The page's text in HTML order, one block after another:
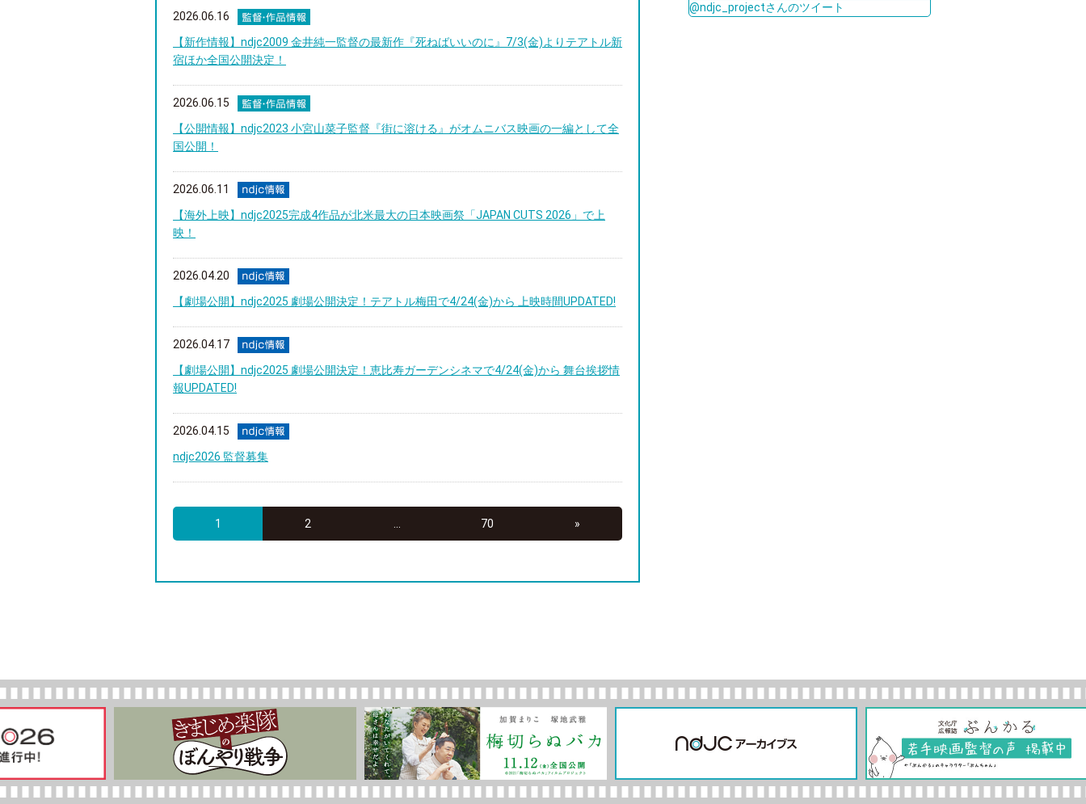
2026.06.16
【新作情報】ndjc2009 金井純一監督の最新作『死ねばいいのに』7/3(金)よりテアトル新
宿ほか全国公開決定！
2026.06.15
【公開情報】ndjc2023 小宮山菜子監督『街に溶ける』がオムニバス映画の一編として全
国公開！
2026.06.11
【海外上映】ndjc2025完成4作品が北米最大の日本映画祭「JAPAN CUTS 2026」で上
映！
2026.04.20
【劇場公開】ndjc2025 劇場公開決定！テアトル梅田で4/24(金)から 上映時間UPDATED!
2026.04.17
【劇場公開】ndjc2025 劇場公開決定！恵比寿ガーデンシネマで4/24(金)から 舞台挨拶情
報UPDATED!
2026.04.15
ndjc2026 監督募集
1 2 70 »
@ndjc_projectさんのツイート